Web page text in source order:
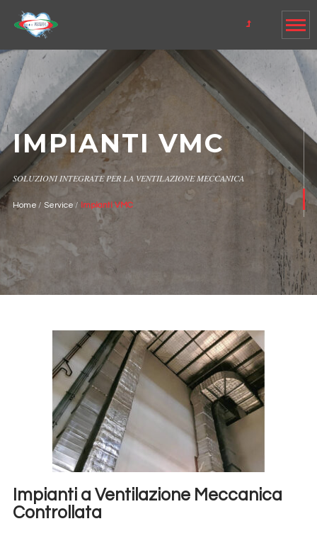
IMPIANTI VMC
SOLUZIONI INTEGRATE PER LA VENTILAZIONE MECCANICA
Home Service Impianti VMC
Impianti a Ventilazione Meccanica
Controllata